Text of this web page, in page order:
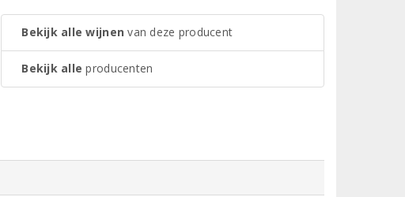
Bekijk alle wijnen van deze producent
Bekijk alle producenten